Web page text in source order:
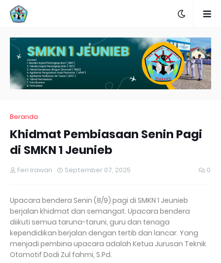
Beranda
Khidmat Pembiasaan Senin Pagi
di SMKN 1 Jeunieb
Feri Irawan September 07, 2025 0
Upacara bendera Senin (8/9) pagi di SMKN 1 Jeunieb
berjalan khidmat dan semangat. Upacara bendera
diikuti semua taruna-taruni, guru dan tenaga
kependidikan berjalan dengan tertib dan lancar. Yang
menjadi pembina upacara adalah Ketua Jurusan Teknik
Otomotif Dodi Zul fahmi, S.Pd.